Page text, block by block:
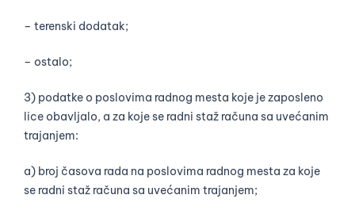
– terenski dodatak;
– ostalo;
3) podatke o poslovima radnog mesta koje je zaposleno
lice obavljalo, a za koje se radni staž računa sa uvećanim
trajanjem:
a) broj časova rada na poslovima radnog mesta za koje
se radni staž računa sa uvećanim trajanjem;